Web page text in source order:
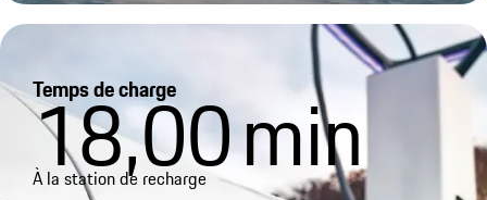
Temps de charge
18,00min
À la station de recharge